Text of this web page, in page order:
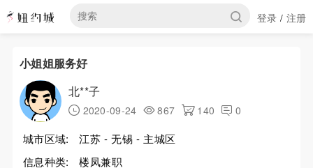
登录 / 注册
小姐姐服务好
北**子
2020-09-24 867 140 0
城市区域:
江苏 - 无锡 - 主城区
信息种类:
楼凤兼职